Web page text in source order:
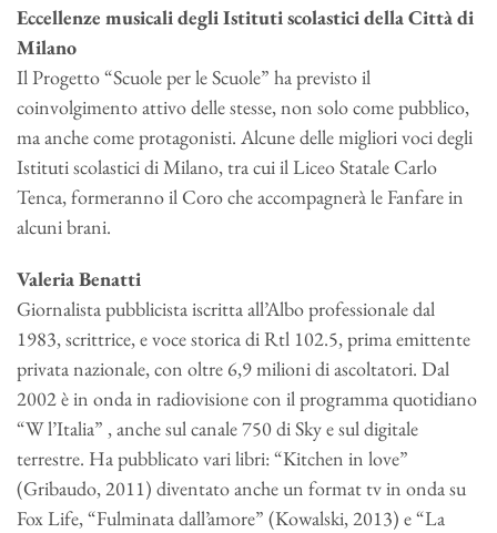
Eccellenze musicali degli Istituti scolastici della Città di
Milano
Il Progetto “Scuole per le Scuole” ha previsto il
coinvolgimento attivo delle stesse, non solo come pubblico,
ma anche come protagonisti. Alcune delle migliori voci degli
Istituti scolastici di Milano, tra cui il Liceo Statale Carlo
Tenca, formeranno il Coro che accompagnerà le Fanfare in
alcuni brani.
Valeria Benatti
Giornalista pubblicista iscritta all’Albo professionale dal
1983, scrittrice, e voce storica di Rtl 102.5, prima emittente
privata nazionale, con oltre 6,9 milioni di ascoltatori. Dal
2002 è in onda in radiovisione con il programma quotidiano
“W l’Italia” , anche sul canale 750 di Sky e sul digitale
terrestre. Ha pubblicato vari libri: “Kitchen in love”
(Gribaudo, 2011) diventato anche un format tv in onda su
Fox Life, “Fulminata dall’amore” (Kowalski, 2013) e “La